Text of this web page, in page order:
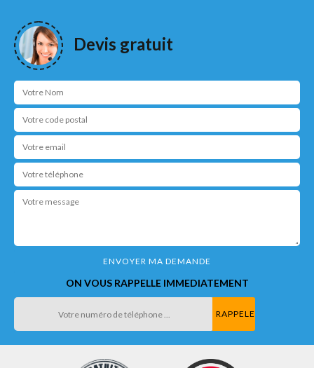
Devis gratuit
ON VOUS RAPPELLE IMMEDIATEMENT